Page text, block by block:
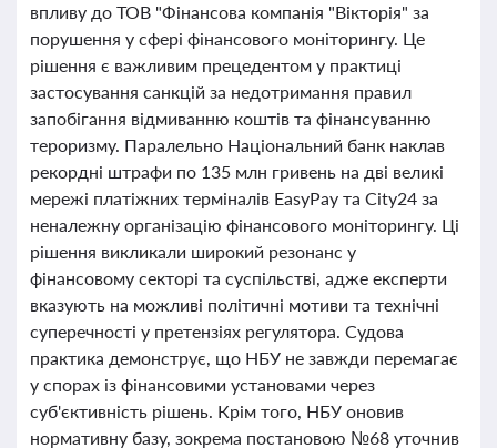
впливу до ТОВ "Фінансова компанія "Вікторія" за
порушення у сфері фінансового моніторингу. Це
рішення є важливим прецедентом у практиці
застосування санкцій за недотримання правил
запобігання відмиванню коштів та фінансуванню
тероризму. Паралельно Національний банк наклав
рекордні штрафи по 135 млн гривень на дві великі
мережі платіжних терміналів EasyPay та City24 за
неналежну організацію фінансового моніторингу. Ці
рішення викликали широкий резонанс у
фінансовому секторі та суспільстві, адже експерти
вказують на можливі політичні мотиви та технічні
суперечності у претензіях регулятора. Судова
практика демонструє, що НБУ не завжди перемагає
у спорах із фінансовими установами через
суб'єктивність рішень. Крім того, НБУ оновив
нормативну базу, зокрема постановою №68 уточнив